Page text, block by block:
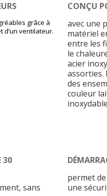
grâce à
d’un ventilateur.
CONÇU
avec une
matériel
entre les
le
acier
assorties.
des
couleur
30
sans
permet
une